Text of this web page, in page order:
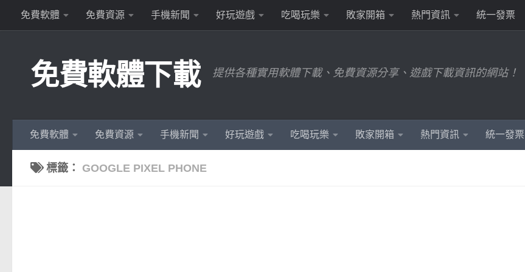
Skip to content
免費軟體 免費資源 手機新聞 好玩遊戲 吃喝玩樂 敗家開箱 熱門資訊 統一發票
免費軟體下載 提供各種實用軟體下載、免費資源分享、遊戲下載資訊的網站！
免費軟體 免費資源 手機新聞 好玩遊戲 吃喝玩樂 敗家開箱 熱門資訊 統一發票
標籤： GOOGLE PIXEL PHONE